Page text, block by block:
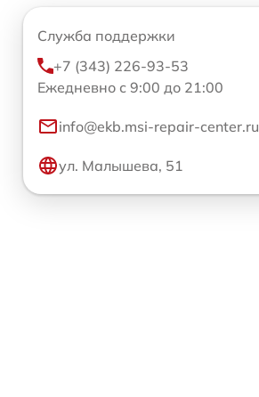
Служба поддержки
+7 (343) 226-93-53
Ежедневно с 9:00 до 21:00
info@ekb.msi-repair-center.ru
ул. Малышева, 51